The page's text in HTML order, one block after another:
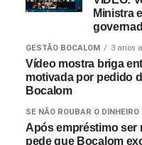
Ministra
GESTÃO BOCALOM 3 anos
Vídeo mostra briga
motivada por pedido
Bocalom
SE NÃO ROUBAR O DINHEIRO
Após empréstimo ser
pede que Bocalom